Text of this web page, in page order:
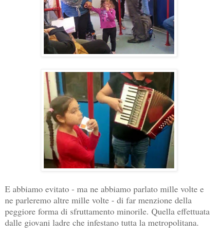
E abbiamo evitato - ma ne abbiamo parlato mille volte e
ne parleremo altre mille volte - di far menzione della
peggiore forma di sfruttamento minorile. Quella effettuata
dalle giovani ladre che infestano tutta la metropolitana.